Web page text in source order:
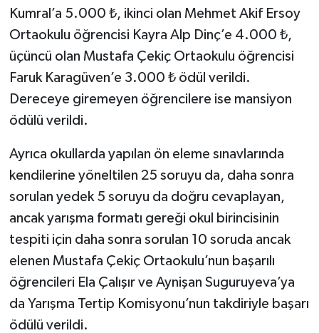
Kumral’a 5.000 ₺, ikinci olan Mehmet Akif Ersoy
Ortaokulu öğrencisi Kayra Alp Dinç’e 4.000 ₺,
üçüncü olan Mustafa Çekiç Ortaokulu öğrencisi
Faruk Karagüven’e 3.000 ₺ ödül verildi.
Dereceye giremeyen öğrencilere ise mansiyon
ödülü verildi.
Ayrıca okullarda yapılan ön eleme sınavlarında
kendilerine yöneltilen 25 soruyu da, daha sonra
sorulan yedek 5 soruyu da doğru cevaplayan,
ancak yarışma formatı gereği okul birincisinin
tespiti için daha sonra sorulan 10 soruda ancak
elenen Mustafa Çekiç Ortaokulu’nun başarılı
öğrencileri Ela Çalışır ve Aynişan Suguruyeva’ya
da Yarışma Tertip Komisyonu’nun takdiriyle başarı
ödülü verildi.
Çanakkale Müftülüğü
Çankırı Müftülüğü
Çorum Müftülüğü
Diyarbakır Müftülüğü
Düzce Müftülüğü
Edirne Müftülüğü
Elazığ Müftülüğü
Erzincan Müftülüğü
Bilim, Teknoloji
Biyografiler
İhtida Haberleri
YAŞAM